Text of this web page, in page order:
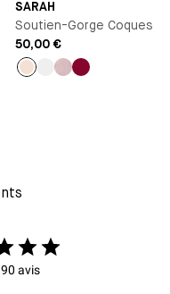
SARAH
Soutien-Gorge Coques
50,00 €
avis